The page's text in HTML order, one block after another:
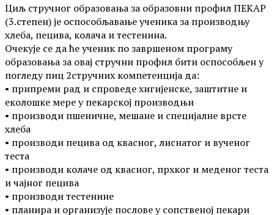
Циљ стручног образовања за образовни профил ПЕКАР
(3.степен) је оспо­собљавање ученика за производњу
хлеба, пецива, колача и тестенина.
Очекује се да ће ученик по завршеном програму
образовања за овај стручни профил бити оспособљен у
погледу пиц 2стручних компетенција да:
• припреми рад и спроведе хигијенске, заштитне и
еколошке мере у пекарској производњи
• производи пшеничне, мешане и специјалне врсте
хлеба
• производи пецива од квасног, лиснатог и вученог
теста
• производи колаче од квасног, прхког и меденог теста
и чајног пецива
• производи тестенине
• планира и организује послове у сопственој пекари